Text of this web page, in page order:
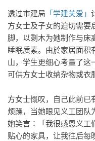
透过市建局 「学建关爱」
方女士及子女的迫切需要
脚，以剩木为她制作与床
睡眠质素。由於家居面积
山，学生更细心考量了这
可供方女士收纳杂物或衣
方女士慨叹，自己此前已
烦躁，当她眼见义工团队
她笑言∶「我很感恩义工
贴心的家具，让我往后每